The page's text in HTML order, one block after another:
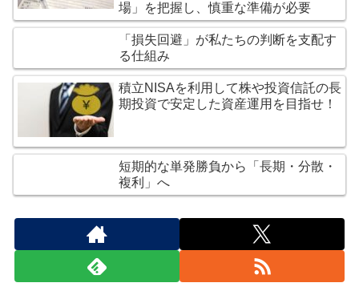
場」を把握し、慎重な準備が必要
「損失回避」が私たちの判断を支配す
る仕組み
積立NISAを利用して株や投資信託の長
期投資で安定した資産運用を目指せ！
短期的な単発勝負から「長期・分散・
複利」へ